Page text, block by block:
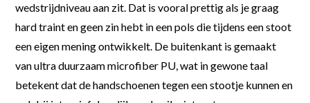
wedstrijdniveau aan zit. Dat is vooral prettig als je graag
hard traint en geen zin hebt in een pols die tijdens een stoot
een eigen mening ontwikkelt. De buitenkant is gemaakt
van ultra duurzaam microfiber PU, wat in gewone taal
betekent dat de handschoenen tegen een stootje kunnen en